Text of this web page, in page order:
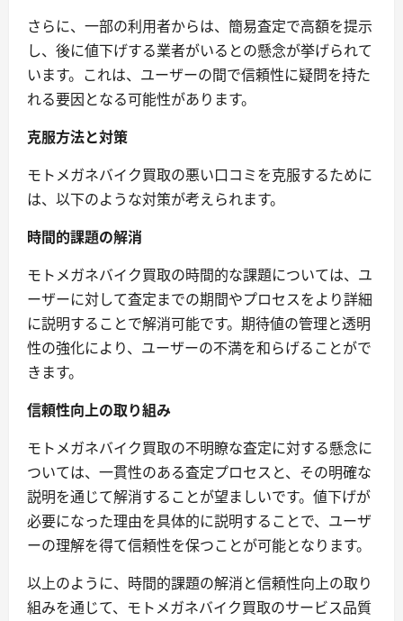
さらに、一部の利用者からは、簡易査定で高額を提示
し、後に値下げする業者がいるとの懸念が挙げられて
います。これは、ユーザーの間で信頼性に疑問を持た
れる要因となる可能性があります。
克服方法と対策
モトメガネバイク買取の悪い口コミを克服するために
は、以下のような対策が考えられます。
時間的課題の解消
モトメガネバイク買取の時間的な課題については、ユ
ーザーに対して査定までの期間やプロセスをより詳細
に説明することで解消可能です。期待値の管理と透明
性の強化により、ユーザーの不満を和らげることがで
きます。
信頼性向上の取り組み
モトメガネバイク買取の不明瞭な査定に対する懸念に
ついては、一貫性のある査定プロセスと、その明確な
説明を通じて解消することが望ましいです。値下げが
必要になった理由を具体的に説明することで、ユーザ
ーの理解を得て信頼性を保つことが可能となります。
以上のように、時間的課題の解消と信頼性向上の取り
組みを通じて、モトメガネバイク買取のサービス品質